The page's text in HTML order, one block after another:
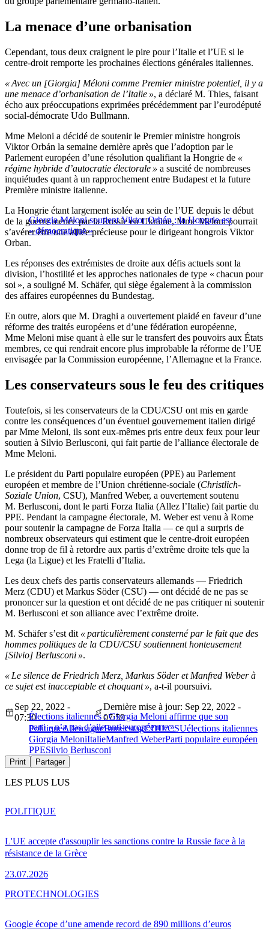
La menace d’une orbanisation
Cependant, tous deux craignent le pire pour l’Italie et l’UE si le
centre-droit remporte les prochaines élections générales italiennes.
« Avec un [Giorgia] Méloni comme Premier ministre potentiel, il y a
une menace d’orbanisation de l’Italie », a déclaré M. Thies, faisant
écho aux préoccupations exprimées précédemment par l’eurodéputé
social-démocrate Udo Bullmann.
Mme Meloni a décidé de soutenir le Premier ministre hongrois
Viktor Orbán la semaine dernière après que l’adoption par le
Parlement européen d’une résolution qualifiant la Hongrie de «
régime hybride d’autocratie électorale » a suscité de nombreuses
inquiétudes quant à un rapprochement entre Budapest et la future
Première ministre italienne.
Giorgia Meloni soutient Viktor Orbán : la Hongrie est
« démocratique »
La Hongrie étant largement isolée au sein de l’UE depuis le début
de la guerre menée par la Russie en Ukraine, Mme Meloni pourrait
s’avérer être une alliée précieuse pour le dirigeant hongrois Viktor
Orban.
Les réponses des extrémistes de droite aux défis actuels sont la
division, l’hostilité et les approches nationales de type « chacun pour
soi », a souligné M. Schäfer, qui siège également à la commission
des affaires européennes du Bundestag.
En outre, alors que M. Draghi a ouvertement plaidé en faveur d’une
réforme des traités européens et d’une fédération européenne,
Mme Meloni mise quant à elle sur le transfert des pouvoirs aux États
membres, ce qui rendrait encore plus improbable la réforme de l’UE
envisagée par la Commission européenne, l’Allemagne et la France.
Les conservateurs sous le feu des critiques
Toutefois, si les conservateurs de la CDU/CSU ont mis en garde
contre les conséquences d’un éventuel gouvernement italien dirigé
par Mme Meloni, ils sont eux-mêmes pris entre deux feux pour leur
soutien à Silvio Berlusconi, qui fait partie de l’alliance électorale de
Mme Meloni.
Le président du Parti populaire européen (PPE) au Parlement
européen et membre de l’Union chrétienne-sociale (Christlich-
Soziale Union, CSU), Manfred Weber, a ouvertement soutenu
M. Berlusconi, dont le parti Forza Italia (Allez l’Italie) fait partie du
PPE. Pendant la campagne électorale, M. Weber est venu à Rome
pour soutenir la campagne de Forza Italia — ce qui a surpris de
nombreux observateurs qui estiment que le centre-droit européen
donne trop de fil à retordre aux partis d’extrême droite tels que la
Lega (la Ligue) et les Fratelli d’Italia.
Les deux chefs des partis conservateurs allemands — Friedrich
Merz (CDU) et Markus Söder (CSU) — ont décidé de ne pas se
prononcer sur la question et ont décidé de ne pas critiquer ni soutenir
M. Berlusconi et son alliance avec l’extrême droite.
M. Schäfer s’est dit « particulièrement consterné par le fait que des
hommes politiques de la CDU/CSU soutiennent honteusement
[Silvio] Berlusconi ».
« Le silence de Friedrich Merz, Markus Söder et Manfred Weber à
ce sujet est inacceptable et choquant », a-t-il poursuivi.
Élections italiennes : Giorgia Meloni affirme que son
parti « n’a pas d’aile anti-européenne »
Sep 22, 2022 -
07:30
Dernière mise à jour: Sep 22, 2022 -
07:59
PolitiqueAllemagneBundestagCDU/CSUélections italiennes
Giorgia MeloniItalieManfred WeberParti populaire européen
PPESilvio Berlusconi
Print Partager
LES PLUS LUS
L'UE accepte d'assouplir les sanctions contre la Russie face à la
résistance de la Grèce
23.07.2026
POLITIQUE
Google écope d’une amende record de 890 millions d’euros
PROTECHNOLOGIES